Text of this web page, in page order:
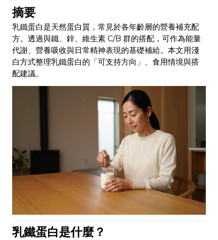
摘要
乳鐵蛋白是天然蛋白質，常見於各年齡層的營養補充配
方。透過與鐵、鋅、維生素 C/B 群的搭配，可作為能量
代謝、營養吸收與日常精神表現的基礎補給。本文用淺
白方式整理乳鐵蛋白的「可支持方向」、食用情境與搭
配建議。
乳鐵蛋白是什麼？